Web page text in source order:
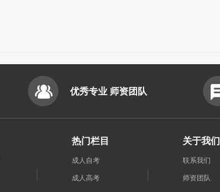
优秀专业 师资团队
热门栏目
成人自考
成人高考
关于我们
联系我们
师资团队